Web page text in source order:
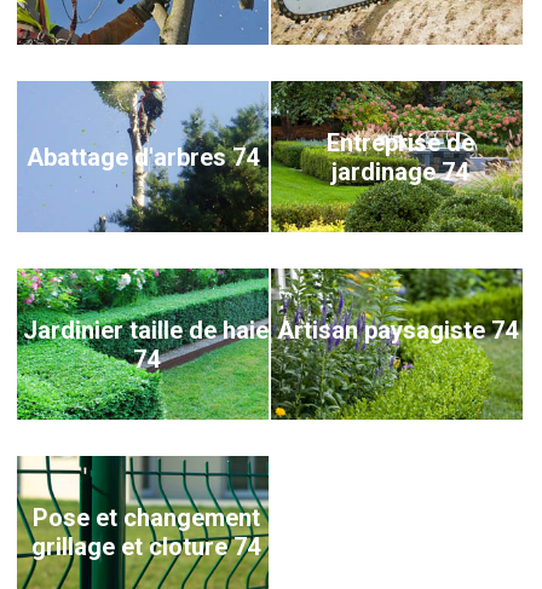
Abattage d'arbres 74
Entreprise de
jardinage 74
Jardinier taille de haie
74
Artisan paysagiste 74
Pose et changement
grillage et cloture 74